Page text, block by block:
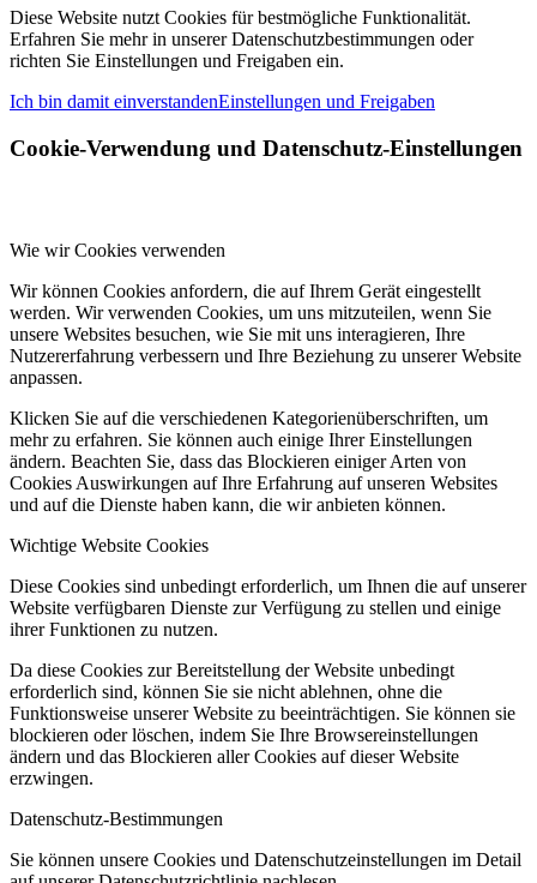
Diese Website nutzt Cookies für bestmögliche Funktionalität.
Erfahren Sie mehr in unserer Datenschutzbestimmungen oder
richten Sie Einstellungen und Freigaben ein.
Ich bin damit einverstandenEinstellungen und Freigaben
Cookie-Verwendung und Datenschutz-Einstellungen
Wie wir Cookies verwenden
Wir können Cookies anfordern, die auf Ihrem Gerät eingestellt
werden. Wir verwenden Cookies, um uns mitzuteilen, wenn Sie
unsere Websites besuchen, wie Sie mit uns interagieren, Ihre
Nutzererfahrung verbessern und Ihre Beziehung zu unserer Website
anpassen.
Klicken Sie auf die verschiedenen Kategorienüberschriften, um
mehr zu erfahren. Sie können auch einige Ihrer Einstellungen
ändern. Beachten Sie, dass das Blockieren einiger Arten von
Cookies Auswirkungen auf Ihre Erfahrung auf unseren Websites
und auf die Dienste haben kann, die wir anbieten können.
Wichtige Website Cookies
Diese Cookies sind unbedingt erforderlich, um Ihnen die auf unserer
Website verfügbaren Dienste zur Verfügung zu stellen und einige
ihrer Funktionen zu nutzen.
Da diese Cookies zur Bereitstellung der Website unbedingt
erforderlich sind, können Sie sie nicht ablehnen, ohne die
Funktionsweise unserer Website zu beeinträchtigen. Sie können sie
blockieren oder löschen, indem Sie Ihre Browsereinstellungen
ändern und das Blockieren aller Cookies auf dieser Website
erzwingen.
Datenschutz-Bestimmungen
Sie können unsere Cookies und Datenschutzeinstellungen im Detail